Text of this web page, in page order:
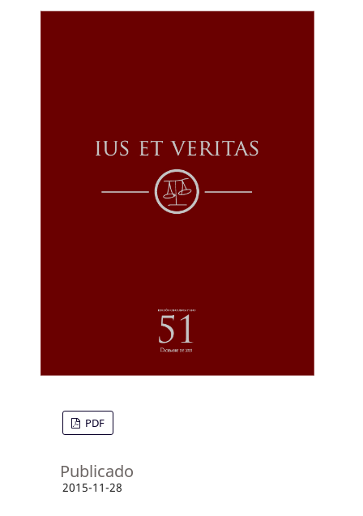
PDF
Publicado
2015-11-28